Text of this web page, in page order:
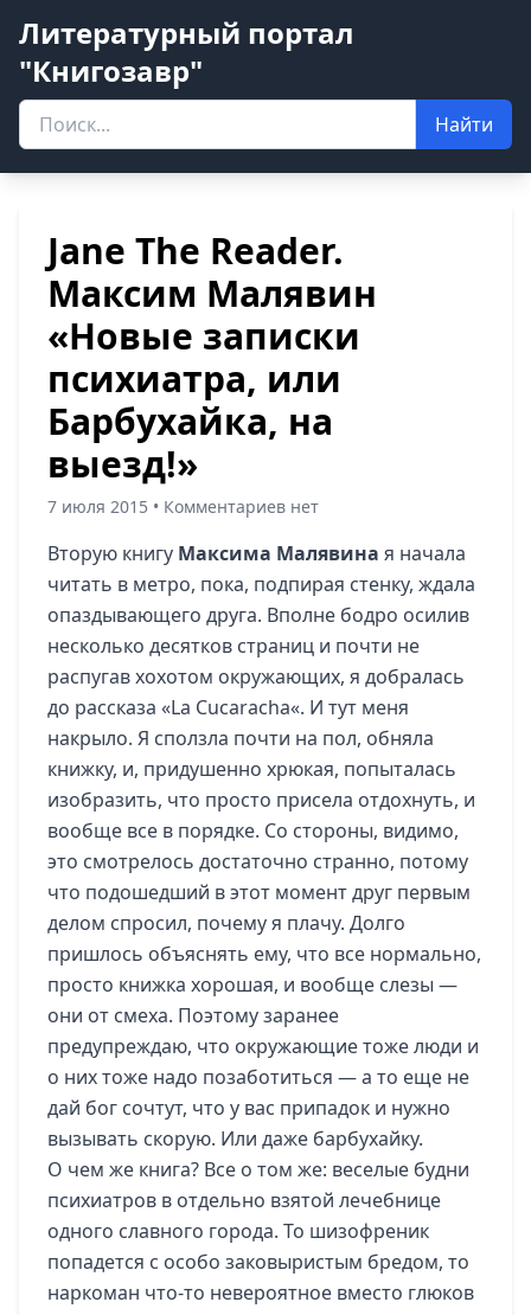
Литературный портал
"Книгозавр"
Найти
Jane The Reader.
Максим Малявин
«Новые записки
психиатра, или
Барбухайка, на
выезд!»
7 июля 2015 • Комментариев нет
Вторую книгу Максима Малявина я начала
читать в метро, пока, подпирая стенку, ждала
опаздывающего друга. Вполне бодро осилив
несколько десятков страниц и почти не
распугав хохотом окружающих, я добралась
до рассказа «La Cucaracha«. И тут меня
накрыло. Я сползла почти на пол, обняла
книжку, и, придушенно хрюкая, попыталась
изобразить, что просто присела отдохнуть, и
вообще все в порядке. Со стороны, видимо,
это смотрелось достаточно странно, потому
что подошедший в этот момент друг первым
делом спросил, почему я плачу. Долго
пришлось объяснять ему, что все нормально,
просто книжка хорошая, и вообще слезы —
они от смеха. Поэтому заранее
предупреждаю, что окружающие тоже люди и
о них тоже надо позаботиться — а то еще не
дай бог сочтут, что у вас припадок и нужно
вызывать скорую. Или даже барбухайку.
О чем же книга? Все о том же: веселые будни
психиатров в отдельно взятой лечебнице
одного славного города. То шизофреник
попадется с особо заковыристым бредом, то
наркоман что-то невероятное вместо глюков